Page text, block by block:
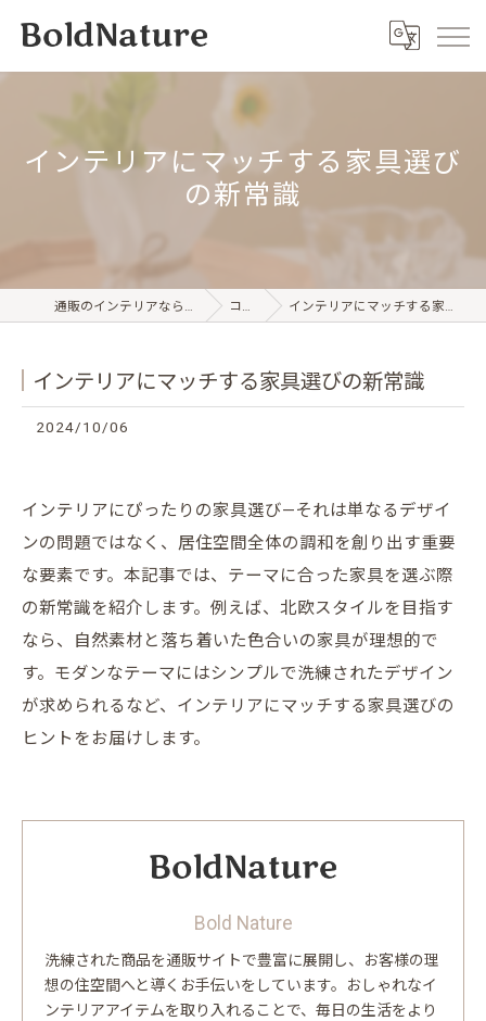
インテリアにマッチする家具選び
の新常識
通販のインテリアならBold Nature コラム インテリアにマッチする家具選びの新常識
インテリアにマッチする家具選びの新常識
2024/10/06
インテリアにぴったりの家具選び—それは単なるデザイ
ンの問題ではなく、居住空間全体の調和を創り出す重要
な要素です。本記事では、テーマに合った家具を選ぶ際
の新常識を紹介します。例えば、北欧スタイルを目指す
なら、自然素材と落ち着いた色合いの家具が理想的で
す。モダンなテーマにはシンプルで洗練されたデザイン
が求められるなど、インテリアにマッチする家具選びの
ヒントをお届けします。
Bold Nature
洗練された商品を通販サイトで豊富に展開し、お客様の理
想の住空間へと導くお手伝いをしています。おしゃれなイ
ンテリアアイテムを取り入れることで、毎日の生活をより